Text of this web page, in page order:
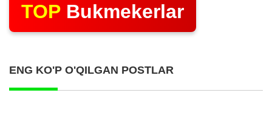
TOP Bukmekerlar
ENG KO'P O'QILGAN POSTLAR